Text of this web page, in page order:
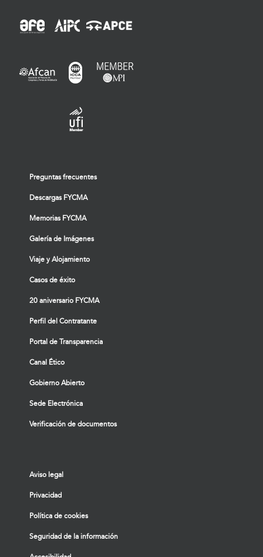
Preguntas frecuentes
Descargas FYCMA
Memorias FYCMA
Galería de Imágenes
Viaje y Alojamiento
Casos de éxito
20 aniversario FYCMA
Perfil del Contratante
Portal de Transparencia
Canal Ético
Gobierno Abierto
Sede Electrónica
Verificación de documentos
Aviso legal
Privacidad
Política de cookies
Seguridad de la información